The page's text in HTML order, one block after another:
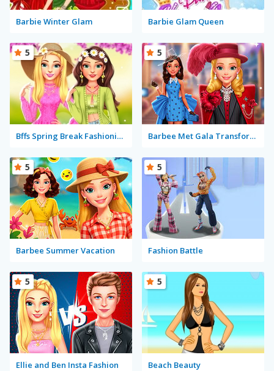
Barbie Winter Glam Barbie Glam Queen
Bffs Spring Break Fashionista
5
Barbee Met Gala Transformation
5
Barbee Summer Vacation
5
Fashion Battle
5
Ellie and Ben Insta Fashion
5
Beach Beauty
5